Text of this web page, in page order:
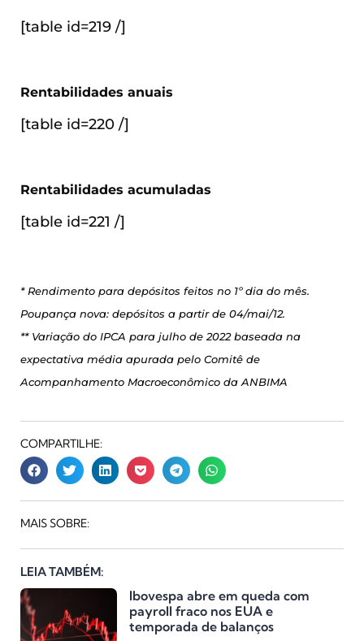
[table id=219 /]
Rentabilidades anuais
[table id=220 /]
Rentabilidades acumuladas
[table id=221 /]
* Rendimento para depósitos feitos no 1º dia do mês.
Poupança nova: depósitos a partir de 04/mai/12.
** Variação do IPCA para julho de 2022 baseada na
expectativa média apurada pelo Comitê de
Acompanhamento Macroeconômico da ANBIMA
COMPARTILHE:
MAIS SOBRE:
LEIA TAMBÉM:
Ibovespa abre em queda com
payroll fraco nos EUA e
temporada de balanços